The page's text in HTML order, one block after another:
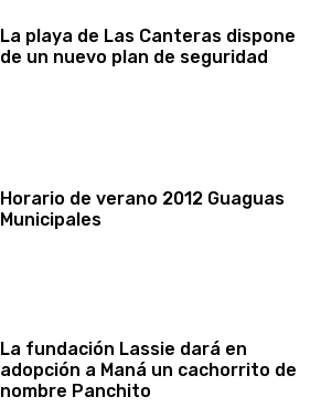
La playa de Las Canteras dispone
de un nuevo plan de seguridad
Horario de verano 2012 Guaguas
Municipales
La fundación Lassie dará en
adopción a Maná un cachorrito de
nombre Panchito